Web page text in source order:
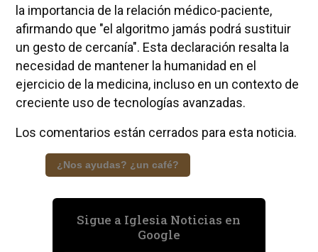
la importancia de la relación médico-paciente,
afirmando que "el algoritmo jamás podrá sustituir
un gesto de cercanía". Esta declaración resalta la
necesidad de mantener la humanidad en el
ejercicio de la medicina, incluso en un contexto de
creciente uso de tecnologías avanzadas.
Los comentarios están cerrados para esta noticia.
¿Nos ayudas? ¿un café?
Sigue a Iglesia Noticias en
Google